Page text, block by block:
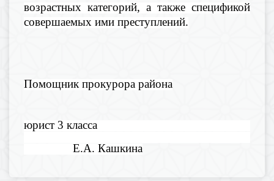
возрастных категорий, а также спецификой
совершаемых ими преступлений.
Помощник прокурора района
юрист 3 класса
Е.А. Кашкина